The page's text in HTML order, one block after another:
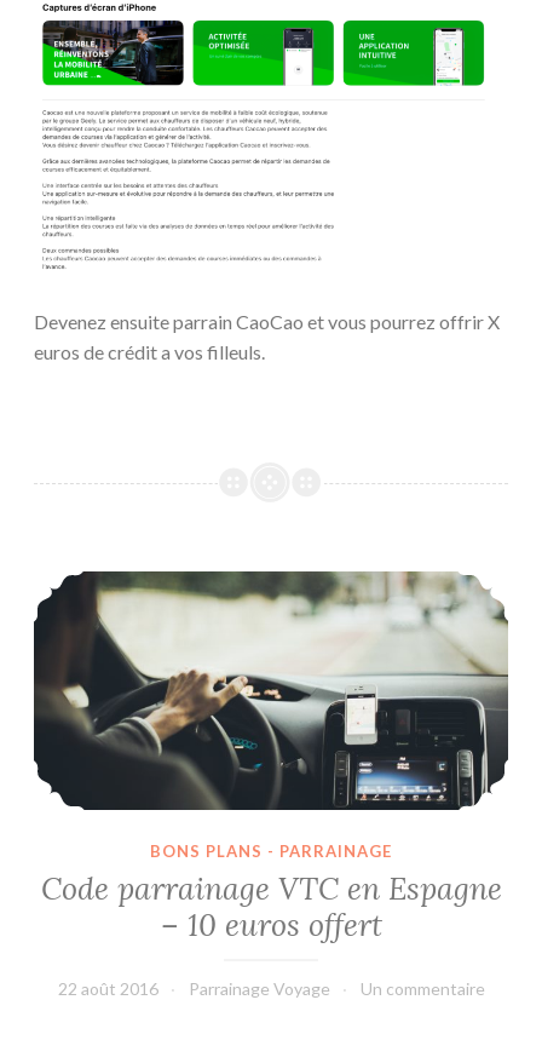
Devenez ensuite parrain CaoCao et vous pourrez offrir X
euros de crédit a vos filleuls.
Code parrainage VTC en Espagne – 10 euros offert
BONS PLANS - PARRAINAGE
Code parrainage VTC en Espagne
– 10 euros offert
22 août 2016 Parrainage Voyage Un commentaire